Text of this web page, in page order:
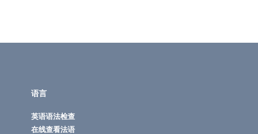
语言
英语语法检查
在线查看法语